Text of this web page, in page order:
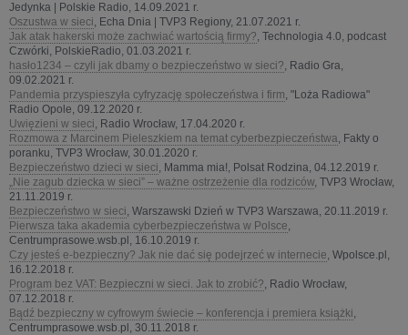
Jedynka | Polskie Radio, 14.09.2021 r.
Oszustwa w sieci, Echa Dnia | TVP3 Regiony, 21.07.2021 r.
Jak atak hakerski może zachwiać wartością firmy?, Technologia 4.0, podcast
Czwórki, PolskieRadio, 01.03.2021 r.
hasło1234 – czyli jak dbamy o bezpieczeństwo w sieci?, Radio Gra,
09.02.2021 r.
Pandemia przyspieszyła cyfryzację społeczeństwa i firm, "Loża Radiowa"
Radio Opole, 09.12.2020 r.
Uwięzieni w sieci, Radio Wrocław, 17.04.2020 r.
Rozmowa z Marcinem Pieleszkiem na temat cyberbezpieczeństwa, Fakty o
poranku, TVP3 Wrocław, 30.01.2020 r.
Bezpieczeństwo dzieci w sieci, Mamma mia!, Polsat Rodzina, 04.12.2019 r.
„Nie zagub dziecka w sieci” – ważne ostrzeżenie dla rodziców, TVP3 Wrocław,
21.11.2019 r.
Bezpieczeństwo w sieci, Warszawski Dzień w TVP3 Warszawa, 20.11.2019 r.
Pierwsza taka akademia cyberbezpieczeństwa w Polsce,
Centrumprasowe.wsb.pl, 16.10.2019 r.
Czy jesteś e-bezpieczny? Jak nie dać się podejrzeć w internecie, Wpolsce.pl,
16.12.2018 r.
Program bez VAT: Bezpieczni w sieci. Jak to zrobić?, Radio Wrocław,
07.12.2018 r.
Bądź bezpieczny w cyfrowym świecie – konferencja i premiera książki,
Centrumprasowe.wsb.pl, 30.11.2018 r.